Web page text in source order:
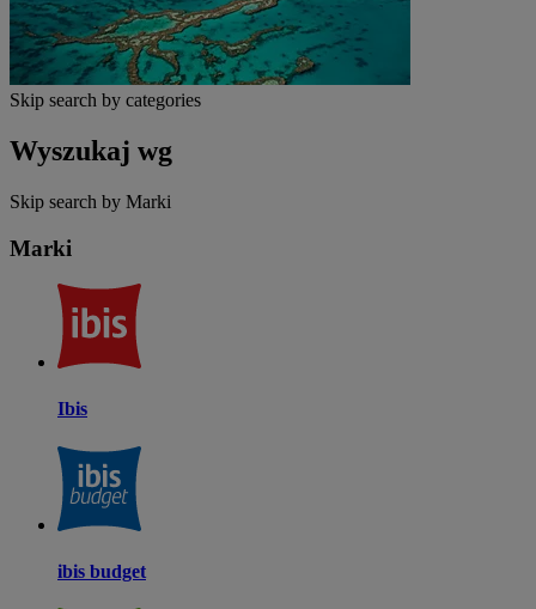
Skip search by categories
Wyszukaj wg
Skip search by Marki
Marki
Ibis
ibis budget